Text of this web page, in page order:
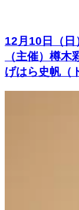
12月10日（日
（主催）樽
げはら史帆（